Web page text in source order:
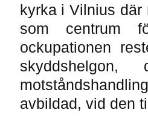
kyrka i Vilnius där
som centrum
ockupationen
avbildad, vid den